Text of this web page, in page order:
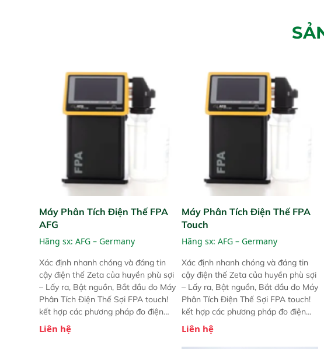
Máy Phân Tích Điện Thế FPA
AFG
Hãng sx: AFG – Germany
Xác định nhanh chóng và đáng tin
cậy điện thế Zeta của huyền phù sợi
– Lấy ra, Bật nguồn, Bắt đầu đo Máy
Phân Tích Điện Thế Sợi FPA touch!
kết hợp các phương pháp đo điện
thế Zeta đã được chứng minh với sự
đơn giản tuyệt vời trong thao tác và
Liên hệ
Máy Phân Tích Điện Thế FPA
Touch
Hãng sx: AFG – Germany
Xác định nhanh chóng và đáng tin
cậy điện thế Zeta của huyền phù sợi
– Lấy ra, Bật nguồn, Bắt đầu đo Máy
Phân Tích Điện Thế Sợi FPA touch!
kết hợp các phương pháp đo điện
thế Zeta đã được chứng minh với sự
đơn giản tuyệt vời trong thao tác và
Liên hệ